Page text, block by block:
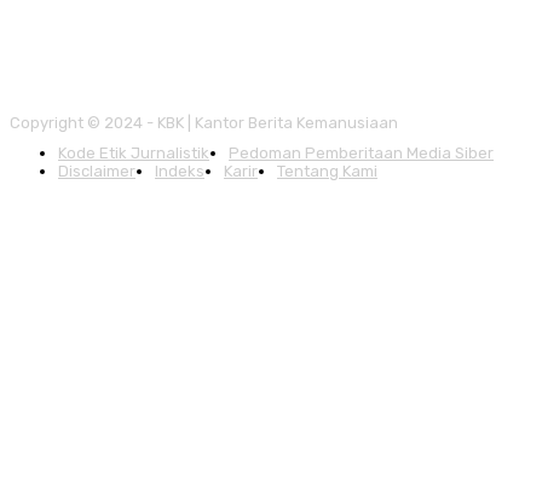
Copyright © 2024 - KBK | Kantor Berita Kemanusiaan
Kode Etik Jurnalistik
Pedoman Pemberitaan Media Siber
Disclaimer
Indeks Karir Tentang Kami